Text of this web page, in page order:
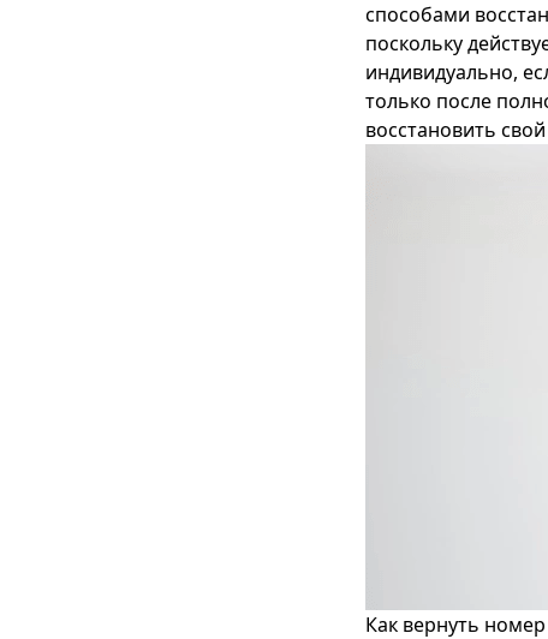
способами
поскольку
индивидуально,
только после
восстановить
Как вернуть